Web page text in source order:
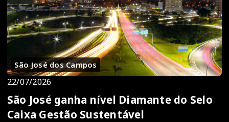
São José dos Campos
22/07/2026
São José ganha nível Diamante do Selo
Caixa Gestão Sustentável